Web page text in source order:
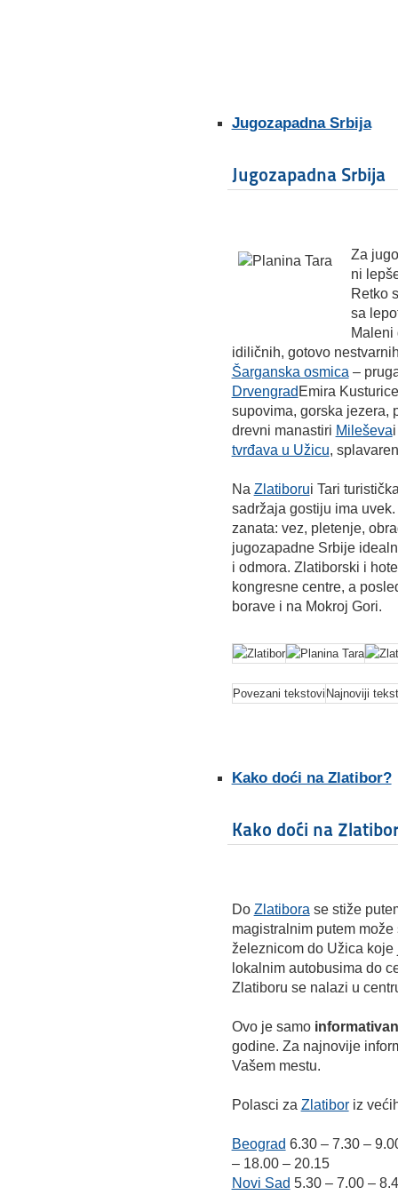
Jugozapadna Srbija
Jugozapadna Srbija
Za
ni
Retko
sa
Maleni
idiličnih, gotovo
Šarganska osmica –
Drvengrad Emira
supovima, gorska jezera,
drevni manastiri Mileševa
tvrđava u Užicu,
Na Zlatiborui Tari
sadržaja gostiju ima
zanata: vez, pletenje,
jugozapadne Srbije
i odmora. Zlatiborski i
kongresne centre, a
borave i na Mokroj Gori.
Povezani tekstovi Najnoviji
Kako doći na Zlatibor?
Kako doći na
Do Zlatibora se stiže
magistralnim putem
železnicom do Užica
lokalnim autobusima do
Zlatiboru se nalazi u
Ovo je samo
godine. Za najnovije
Vašem mestu.
Polasci za Zlatiboriz
Beograd 6.30 – 7.30 –
– 18.00 – 20.15
Novi Sad 5.30 – 7.00 –